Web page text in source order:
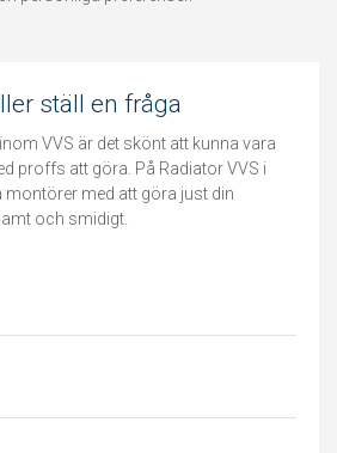
ställ en fråga
VVS är det skönt att kunna vara
proffs att göra. På Radiator VVS i
montörer med att göra just din
och smidigt.